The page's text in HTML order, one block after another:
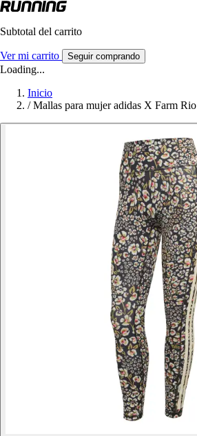
Subtotal del carrito
Ver mi carrito Seguir comprando
Loading...
Inicio
/ Mallas para mujer adidas X Farm Rio